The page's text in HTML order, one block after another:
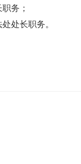
务；
处长职务。